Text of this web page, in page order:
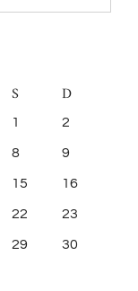
S D
1 2
8 9
15 16
22 23
29 30